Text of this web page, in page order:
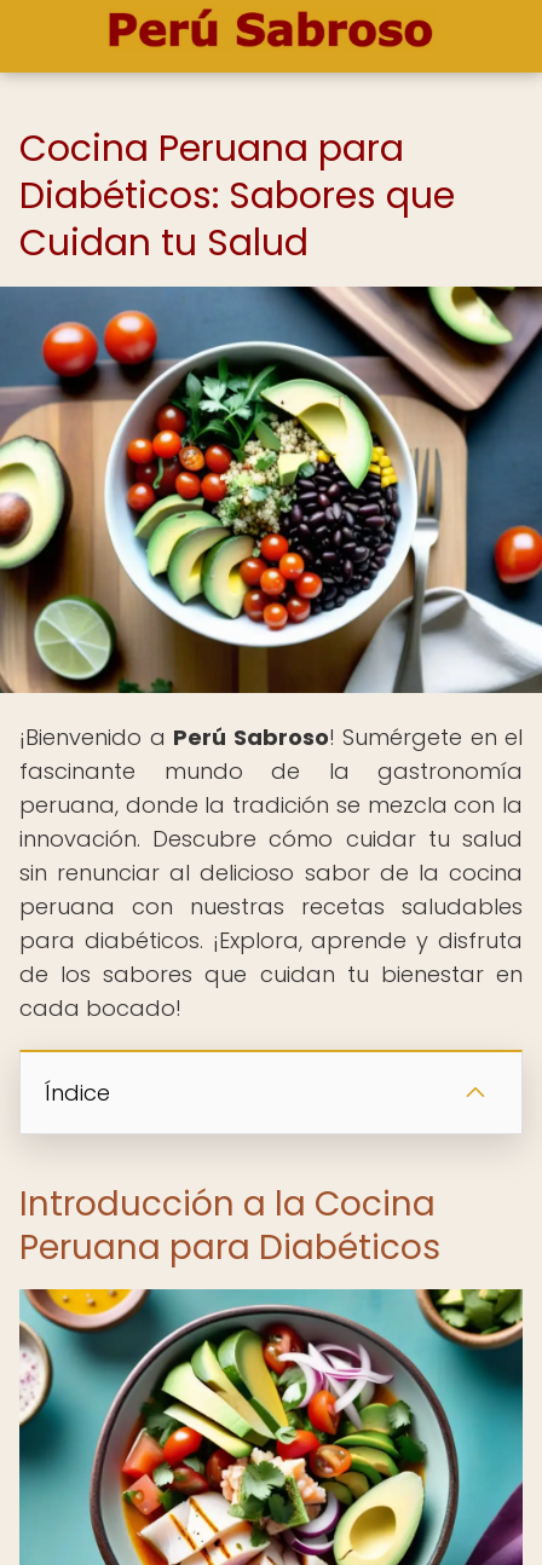
Cocina Peruana para
Diabéticos: Sabores que
Cuidan tu Salud
¡Bienvenido a Perú Sabroso! Sumérgete en el
fascinante mundo de la gastronomía
peruana, donde la tradición se mezcla con la
innovación. Descubre cómo cuidar tu salud
sin renunciar al delicioso sabor de la cocina
peruana con nuestras recetas saludables
para diabéticos. ¡Explora, aprende y disfruta
de los sabores que cuidan tu bienestar en
cada bocado!
Índice
Introducción a la Cocina
Peruana para Diabéticos